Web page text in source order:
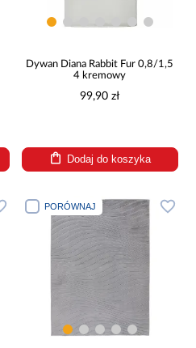
Dywan Diana Rabbit Fur 0,8/1,5
4 kremowy
99,90 zł
Dodaj do koszyka
PORÓWNAJ